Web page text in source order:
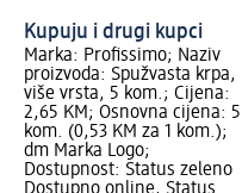
Kupuju i drugi kupci
Marka: Profissimo; Naziv
proizvoda: Spužvasta krpa,
više vrsta, 5 kom.; Cijena:
2,65 KM; Osnovna cijena: 5
kom. (0,53 KM za 1 kom.);
dm Marka Logo;
Dostupnost: Status zeleno